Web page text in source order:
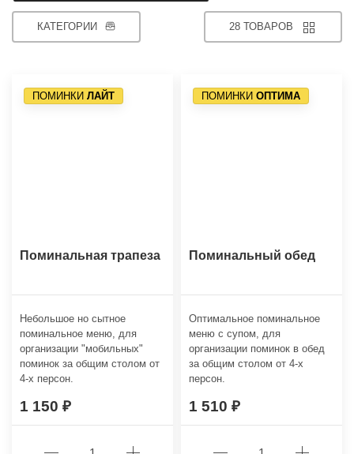
КАТЕГОРИИ 28 ТОВАРОВ
ПОМИНКИ ЛАЙТ
Поминальная трапеза
Небольшое но сытное
поминальное меню, для
организации "мобильных"
поминок за общим столом от
4-х персон.
1 150
ПОМИНКИ ОПТИМА
Поминальный обед
Оптимальное поминальное
меню с супом, для
организации поминок в обед
за общим столом от 4-х
персон.
1 510